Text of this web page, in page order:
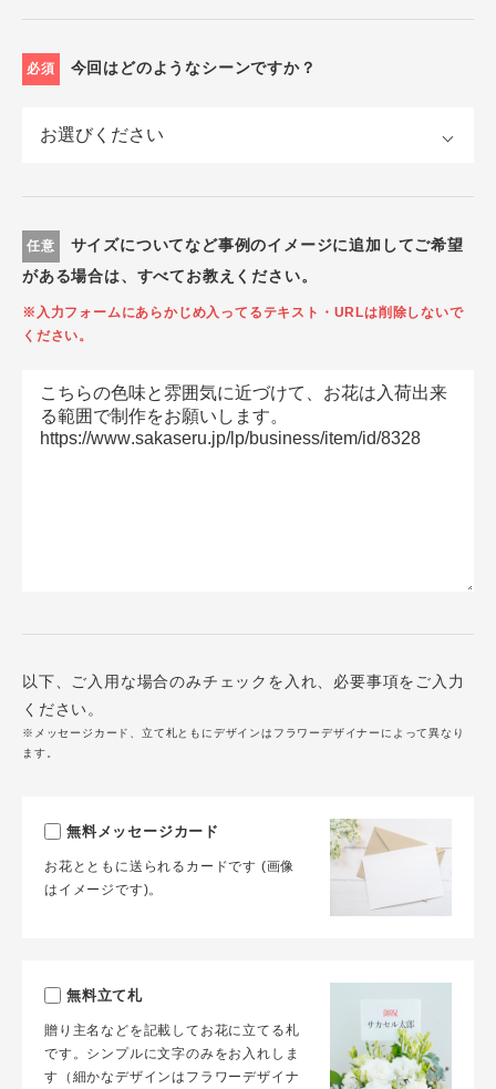
必須 今回はどのようなシーンですか？
任意
サイズについてなど事例のイメージに追加してご希望
がある場合は、すべてお教えください。
※入力フォームにあらかじめ入ってるテキスト・URLは削除しないで
ください。
以下、ご入用な場合のみチェックを入れ、必要事項をご入力
ください。
※メッセージカード、立て札ともにデザインはフラワーデザイナーによって異なり
ます。
無料メッセージカード
お花とともに送られるカードです (画像
はイメージです)。
無料立て札
贈り主名などを記載してお花に立てる札
です。シンプルに文字のみをお入れしま
す（細かなデザインはフラワーデザイナ